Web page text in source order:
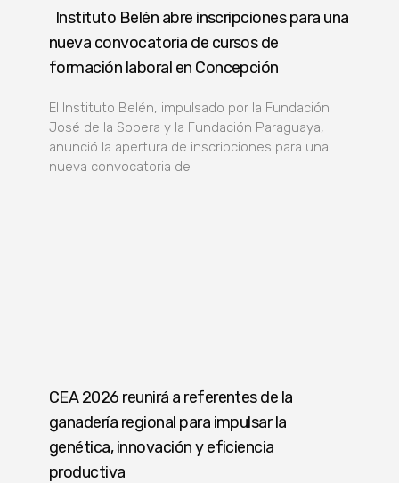
Instituto Belén abre inscripciones para una
nueva convocatoria de cursos de
formación laboral en Concepción
El Instituto Belén, impulsado por la Fundación
José de la Sobera y la Fundación Paraguaya,
anunció la apertura de inscripciones para una
nueva convocatoria de
CEA 2026 reunirá a referentes de la
ganadería regional para impulsar la
genética, innovación y eficiencia
productiva